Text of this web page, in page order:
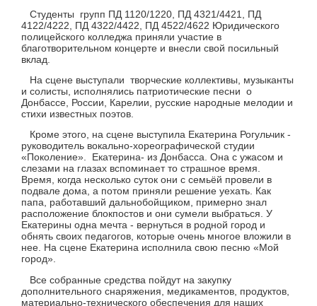
Студенты групп ПД 1120/1220, ПД 4321/4421, ПД
4122/4222, ПД 4322/4422, ПД 4522/4622 Юридического
полицейского колледжа приняли участие в
благотворительном концерте и внесли свой посильный
вклад.
На сцене выступали творческие коллективы, музыканты
и солисты, исполнялись патриотические песни о
Донбассе, России, Карелии, русские народные мелодии и
стихи известных поэтов.
Кроме этого, на сцене выступила Екатерина Рогульчик -
руководитель вокально-хореографической студии
«Поколение». Екатерина- из Донбасса. Она с ужасом и
слезами на глазах вспоминает то страшное время.
Время, когда несколько суток они с семьёй провели в
подвале дома, а потом приняли решение уехать. Как
папа, работавший дальнобойщиком, примерно знал
расположение блокпостов и они сумели выбраться. У
Екатерины одна мечта - вернуться в родной город и
обнять своих педагогов, которые очень многое вложили в
нее. На сцене Екатерина исполнила свою песню «Мой
город».
Все собранные средства пойдут на закупку
дополнительного снаряжения, медикаментов, продуктов,
материально-технического обеспечения для наших